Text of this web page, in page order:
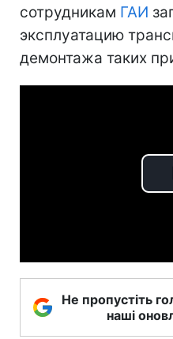
сотрудникам ГАИ
эксплуатацию
демонтажа таких
Не пропустіть
наші